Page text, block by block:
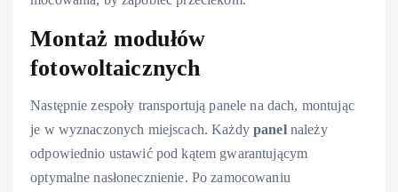
Montaż modułów
fotowoltaicznych
Następnie zespoły transportują panele na dach, montując
je w wyznaczonych miejscach. Każdypanelnależy
odpowiednio ustawić pod kątem gwarantującym
optymalne nasłonecznienie. Po zamocowaniu